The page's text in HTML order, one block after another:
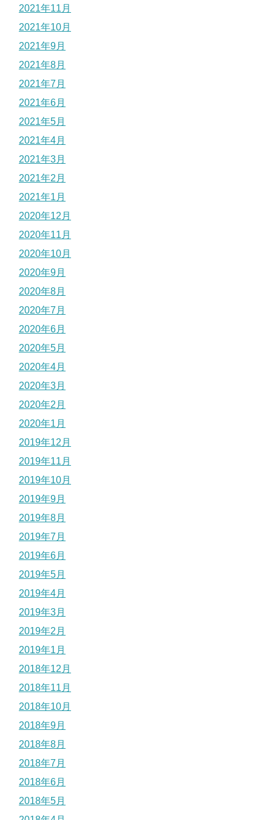
2021年11月
2021年10月
2021年9月
2021年8月
2021年7月
2021年6月
2021年5月
2021年4月
2021年3月
2021年2月
2021年1月
2020年12月
2020年11月
2020年10月
2020年9月
2020年8月
2020年7月
2020年6月
2020年5月
2020年4月
2020年3月
2020年2月
2020年1月
2019年12月
2019年11月
2019年10月
2019年9月
2019年8月
2019年7月
2019年6月
2019年5月
2019年4月
2019年3月
2019年2月
2019年1月
2018年12月
2018年11月
2018年10月
2018年9月
2018年8月
2018年7月
2018年6月
2018年5月